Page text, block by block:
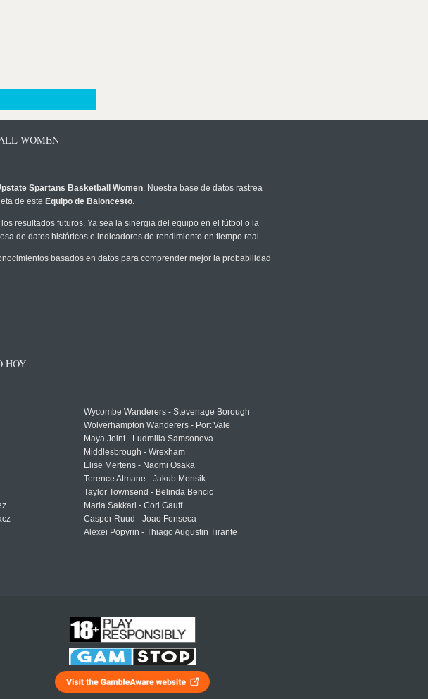
WOMEN
Spartans Basketball Women. Nuestra base de datos rastrea
de este Equipo de Baloncesto.
resultados futuros. Ya sea la sinergia del equipo en el fútbol o la
de datos históricos e indicadores de rendimiento en tiempo real.
basados en datos para comprender mejor la probabilidad
HOY
Wycombe Wanderers - Stevenage Borough
Wolverhampton Wanderers - Port Vale
Maya Joint - Ludmilla Samsonova
Middlesbrough - Wrexham
Elise Mertens - Naomi Osaka
Terence Atmane - Jakub Mensik
Taylor Townsend - Belinda Bencic
Maria Sakkari - Cori Gauff
Casper Ruud - Joao Fonseca
Alexei Popyrin - Thiago Augustin Tirante